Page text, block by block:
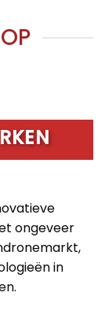
ongeveer
in